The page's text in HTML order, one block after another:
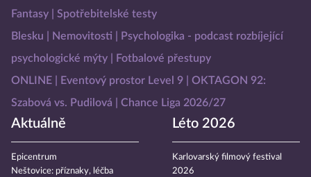
Fantasy
Spotřebitelské testy
Blesku
Nemovitosti
Psychologika - podcast rozbíjející
psychologické mýty
Fotbalové přestupy
ONLINE
Eventový prostor Level 9
OKTAGON 92:
Szabová vs. Pudilová
Chance Liga 2026/27
Aktuálně
Epicentrum
Neštovice: příznaky, léčba
Léto 2026
Karlovarský filmový festival
2026